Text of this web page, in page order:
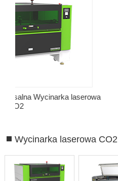
Wycinarka laserowa
Wycinarka laserowa CO2